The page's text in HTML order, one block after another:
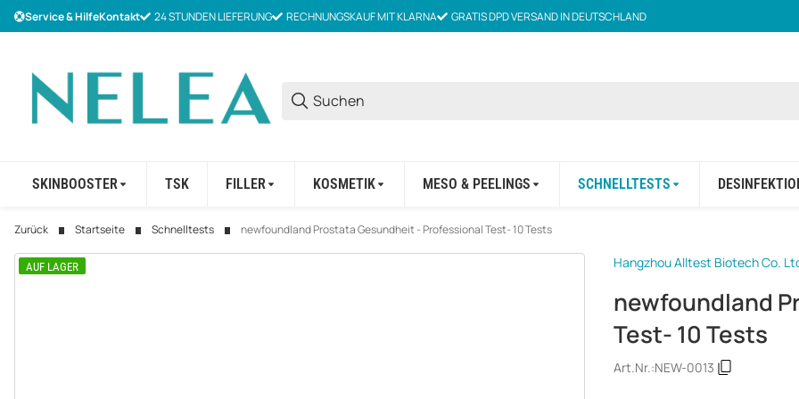
Service & HilfeKontakt 24 STUNDEN LIEFERUNG RECHNUNGSKAUF MIT KLARNA GRATIS DPD VERSAND IN DEUTSCHLAND
SKINBOOSTER TSK FILLER KOSMETIK MESO & PEELINGS SCHNELLTESTS
Zurück Startseite Schnelltests newfoundland Prostata Gesundheit - Professional Test- 10 Tests
AUF LAGER Hangzhou Alltest Biotech Co.
newfoundland
Test- 10 Tests
Art.Nr.:NEW-0013